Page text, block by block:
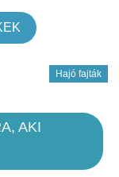
Hajó fajták
AKI